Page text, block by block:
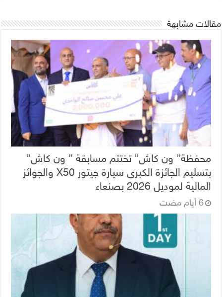
مقالات مشابهة
محفظة” ون كاش” تختتم مسابقة ” ون كاش”
بتسليم الجائزة الكبرى سيارة جيتور X50 والجوائز
المالية لموديل 2026 بصنعاء
‏6 أيام مضت